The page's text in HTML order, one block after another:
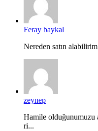
Feray baykal
Nereden satın
zeynep
Hamile olduğunumuzu
ri...